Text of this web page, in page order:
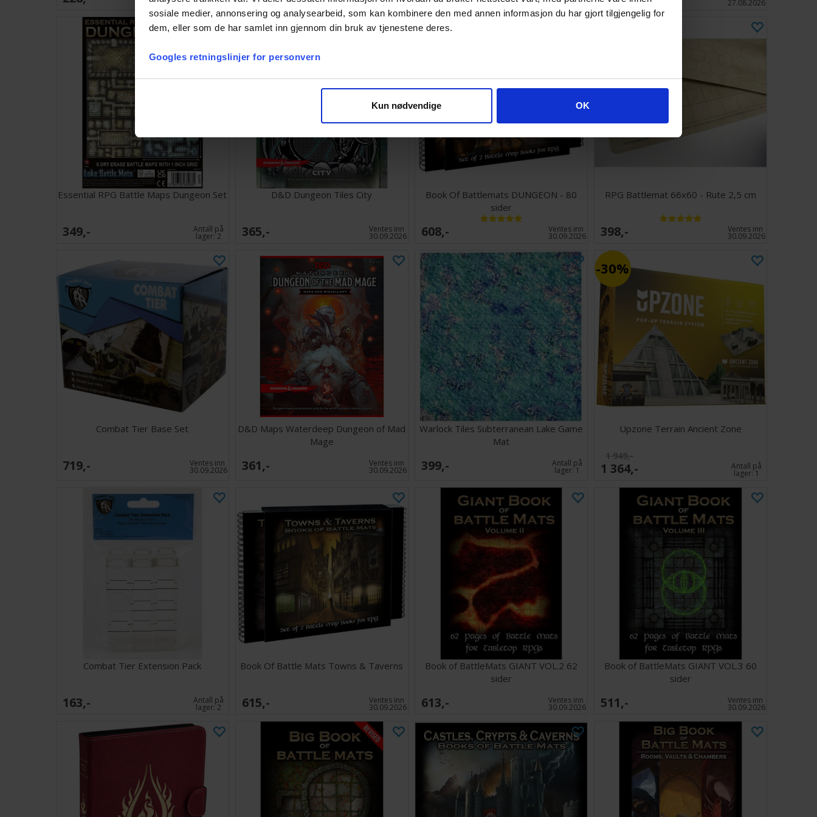
sosiale medier, annonsering og analysearbeid, som kan kombinere den med annen informasjon du har gjort tilgjengelig for
dem, eller som de har samlet inn gjennom din bruk av tjenestene deres.
Googles retningslinjer for personvern
Kun nødvendige OK
lager:1 lager: 2 lager:3 27.08.2026
Essential RPG Battle Maps Dungeon Set
349,- Antall på
lager:2
D&D Dungeon Tiles City
365,- Ventes inn
30.09.2026
Book Of Battlemats DUNGEON - 80
sider
608,- Ventes inn
30.09.2026
RPG Battlemat 66x60 - Rute 2,5 cm
398,- Ventes inn
30.09.2026
Combat Tier Base Set
719,- Ventes inn
30.09.2026
D&D Maps Waterdeep Dungeon of Mad
Mage
361,- Ventes inn
30.09.2026
Warlock Tiles Subterranean Lake Game
Mat
399,- Antall på
lager:1
30%
Upzone Terrain Ancient Zone
1 949,-
1 364,- Antall på
lager:1
Combat Tier Extension Pack
163,- Antall på
lager:2
Book Of Battle Mats Towns & Taverns
615,- Ventes inn
30.09.2026
Book of BattleMats GIANT VOL.2 62
sider
613,- Ventes inn
30.09.2026
Book of BattleMats GIANT VOL.3 60
sider
511,- Ventes inn
30.09.2026